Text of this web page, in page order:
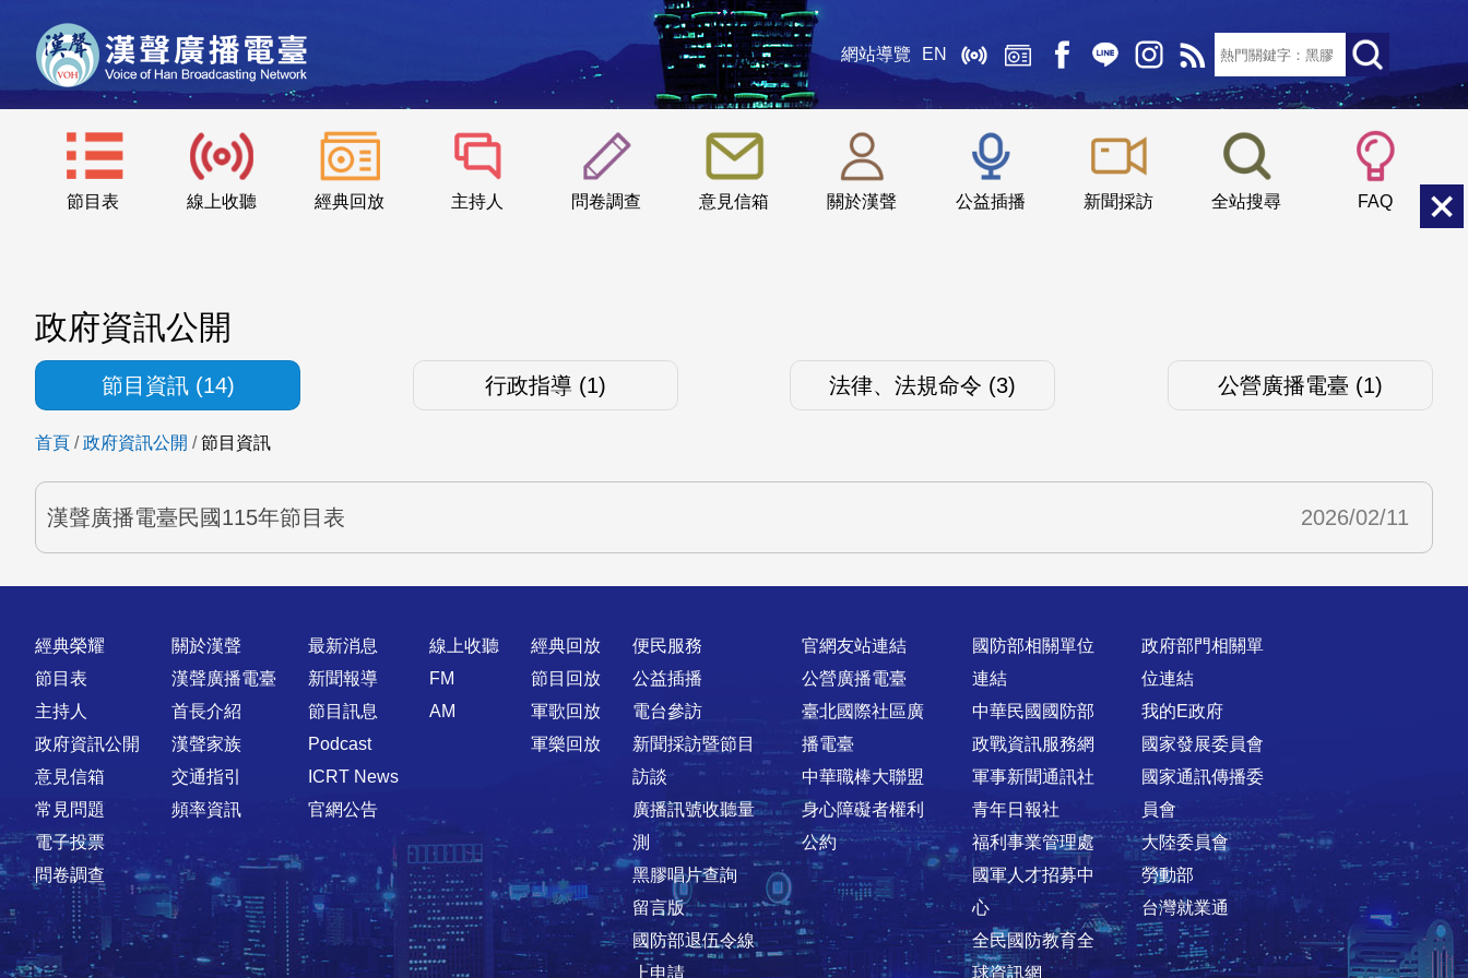
網站導覽 EN
節目表 線上收聽 經典回放 主持人 問卷調查 意見信箱 關於漢聲 公益插播 新聞採訪 全站搜尋 FAQ
::: 小 中
政府資訊公開
節目資訊 (14) 行政指導 (1) 法律、法規命令 (3) 公營廣播電臺 (1)
首頁 /政府資訊公開 /節目資訊
漢聲廣播電臺民國115年節目表 2026/02/11
快速連結
經典榮耀
節目表
主持人
政府資訊公開
意見信箱
常見問題
電子投票
問卷調查
關於漢聲
漢聲廣播電臺
首長介紹
漢聲家族
交通指引
頻率資訊
最新消息
新聞報導
節目訊息
Podcast
ICRT News
官網公告
線上收聽
FM
AM
經典回放
節目回放
軍歌回放
軍樂回放
便民服務
公益插播
電台參訪
新聞採訪暨節目
訪談
廣播訊號收聽量
測
黑膠唱片查詢
留言版
國防部退伍令線
上申請
官網友站連結
公營廣播電臺
臺北國際社區廣
播電臺
中華職棒大聯盟
身心障礙者權利
公約
國防部相關單位
連結
中華民國國防部
政戰資訊服務網
軍事新聞通訊社
青年日報社
福利事業管理處
國軍人才招募中
心
全民國防教育全
球資訊網
政府部門相關單
位連結
我的E政府
國家發展委員會
國家通訊傳播委
員會
大陸委員會
勞動部
台灣就業通